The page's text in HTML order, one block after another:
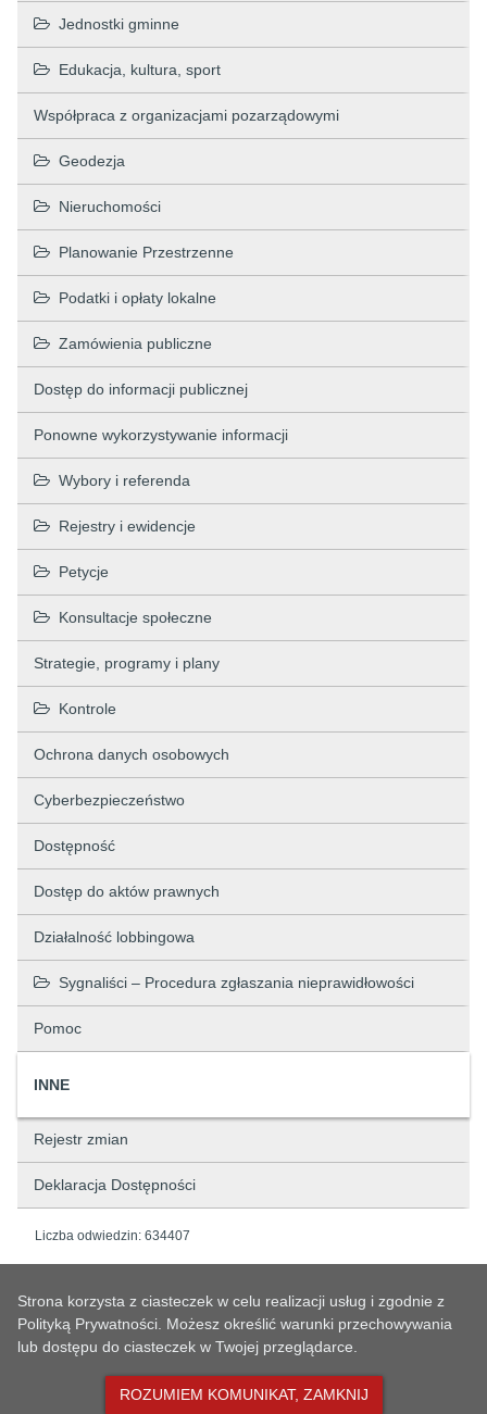
Jednostki gminne
Edukacja, kultura, sport
Współpraca z organizacjami pozarządowymi
Geodezja
Nieruchomości
Planowanie Przestrzenne
Podatki i opłaty lokalne
Zamówienia publiczne
Dostęp do informacji publicznej
Ponowne wykorzystywanie informacji
Wybory i referenda
Rejestry i ewidencje
Petycje
Konsultacje społeczne
Strategie, programy i plany
Kontrole
Ochrona danych osobowych
Cyberbezpieczeństwo
Dostępność
Dostęp do aktów prawnych
Działalność lobbingowa
Sygnaliści – Procedura zgłaszania nieprawidłowości
Pomoc
INNE
Rejestr zmian
Deklaracja Dostępności
Liczba odwiedzin: 634407
Sesje Rady Gminy / Projekty uchwał Rady Gminy Świerklaniec
/ Projekty uchwał na sesję Rady Gminy w dniu 19.06.2019 r.
Coś poszło nie tak, skontaktuj się z
administratorem
Strona korzysta z ciasteczek w celu realizacji usług i zgodnie z
Polityką Prywatności. Możesz określić warunki przechowywania
lub dostępu do ciasteczek w Twojej przeglądarce.
ROZUMIEM KOMUNIKAT, ZAMKNIJ